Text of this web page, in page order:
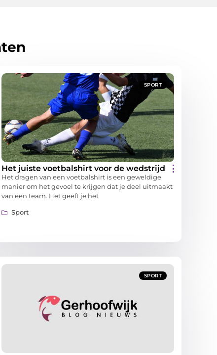
SPORT
Het juiste voetbalshirt voor de wedstrijd
Het dragen van een voetbalshirt is een geweldige
manier om het gevoel te krijgen dat je deel uitmaakt
van een team. Het geeft je het
Sport
SPORT